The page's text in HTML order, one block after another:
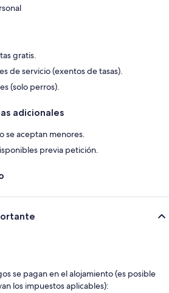
gratis.
de servicio (exentos de tasas).
(solo perros).
adicionales
se aceptan menores.
previa petición.
se pagan en el alojamiento (es posible
los impuestos aplicables):